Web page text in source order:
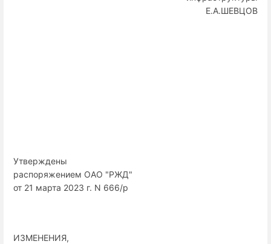
Е.А.ШЕВЦОВ
Утверждены
распоряжением ОАО "РЖД"
от 21 марта 2023 г. N 666/р
ИЗМЕНЕНИЯ,